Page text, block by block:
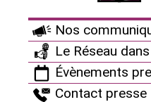
Nos
Le Réseau
Évènements
Contact presse
18 septembre 2015
Découvrez en images
PAS le climat !